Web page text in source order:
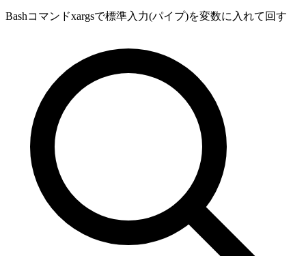
Bashコマンドxargsで標準入力(パイプ)を変数に入れて回す